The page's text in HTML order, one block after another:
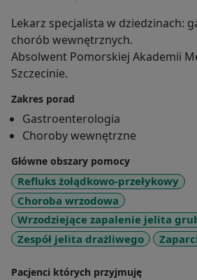
Lekarz specjalista w dziedzinach:
chorób wewnętrznych.
Absolwent Pomorskiej Akademii
Szczecinie.
Zakres porad
Gastroenterologia
Choroby wewnętrzne
Główne obszary pomocy
Refluks żołądkowo-przełykowy
Choroba wrzodowa
Wrzodziejące zapalenie jelita
Zespół jelita drażliwego
Pacjenci których przyjmuję